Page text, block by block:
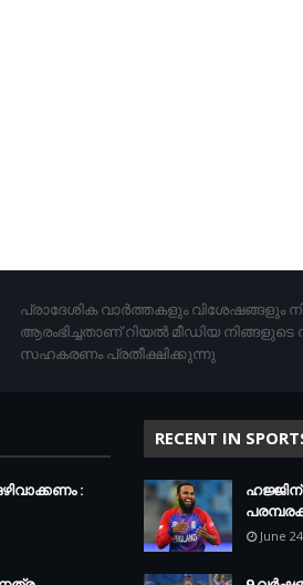
പ്രാദേശിക വാര്‍ത്തകളും വിശേഷങ്ങളും
ആരംഭിച്ചതാണ് റിയൽ മീഡിയ
സഹകരണം പ്രതീക്ഷിക്കുന്നു
:
RECENT IN
ഹജ്ജിന്
June